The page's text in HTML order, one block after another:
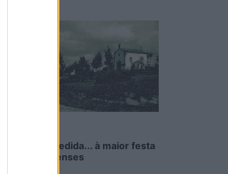
Da chuva pedida... à maior festa
dos oliveirenses